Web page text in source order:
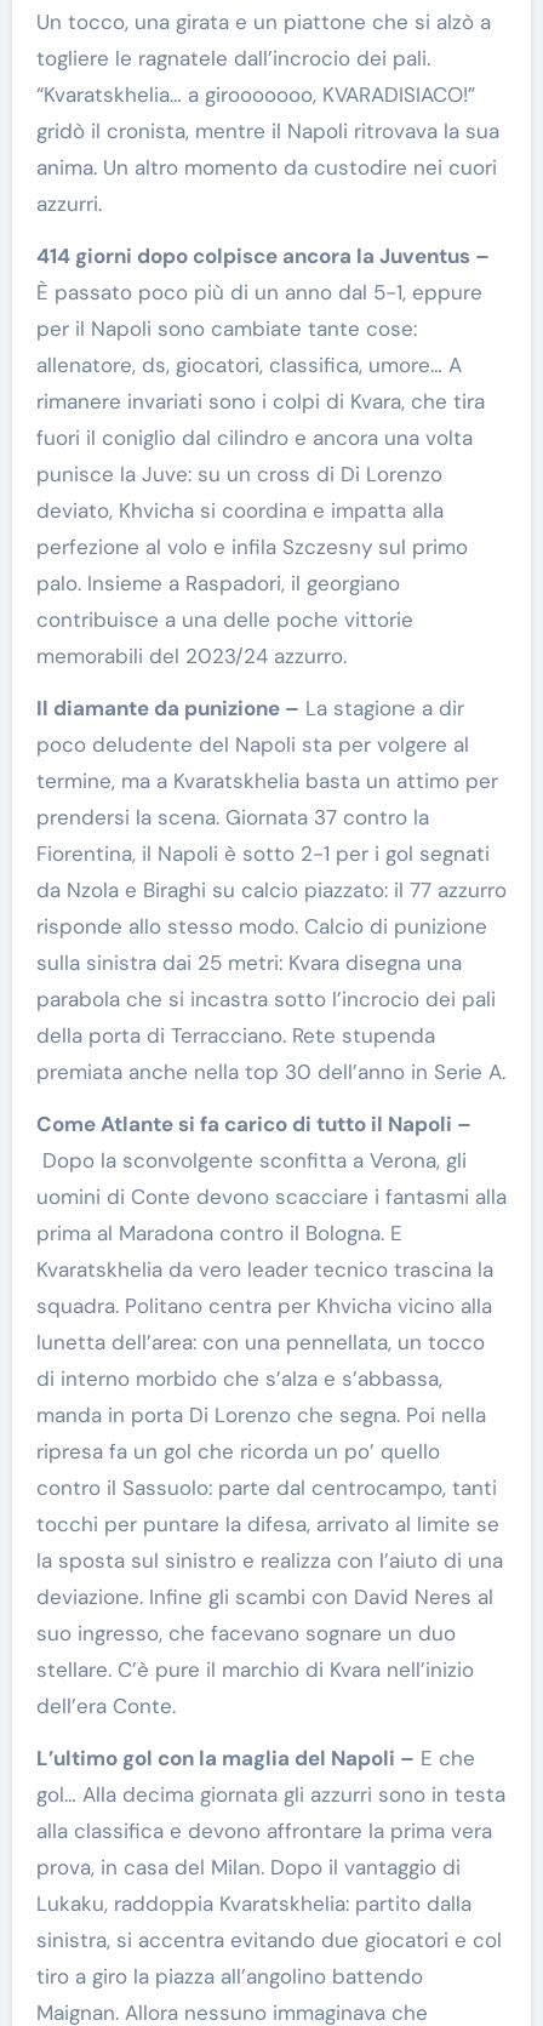
Un tocco, una girata e un piattone che si alzò a
togliere le ragnatele dall’incrocio dei pali.
“Kvaratskhelia… a girooooooo, KVARADISIACO!”
gridò il cronista, mentre il Napoli ritrovava la sua
anima. Un altro momento da custodire nei cuori
azzurri.
414 giorni dopo colpisce ancora la Juventus –
È passato poco più di un anno dal 5-1, eppure
per il Napoli sono cambiate tante cose:
allenatore, ds, giocatori, classifica, umore… A
rimanere invariati sono i colpi di Kvara, che tira
fuori il coniglio dal cilindro e ancora una volta
punisce la Juve: su un cross di Di Lorenzo
deviato, Khvicha si coordina e impatta alla
perfezione al volo e infila Szczesny sul primo
palo. Insieme a Raspadori, il georgiano
contribuisce a una delle poche vittorie
memorabili del 2023/24 azzurro.
Il diamante da punizione – La stagione a dir
poco deludente del Napoli sta per volgere al
termine, ma a Kvaratskhelia basta un attimo per
prendersi la scena. Giornata 37 contro la
Fiorentina, il Napoli è sotto 2-1 per i gol segnati
da Nzola e Biraghi su calcio piazzato: il 77 azzurro
risponde allo stesso modo. Calcio di punizione
sulla sinistra dai 25 metri: Kvara disegna una
parabola che si incastra sotto l’incrocio dei pali
della porta di Terracciano. Rete stupenda
premiata anche nella top 30 dell’anno in Serie A.
Come Atlante si fa carico di tutto il Napoli –
Dopo la sconvolgente sconfitta a Verona, gli
uomini di Conte devono scacciare i fantasmi alla
prima al Maradona contro il Bologna. E
Kvaratskhelia da vero leader tecnico trascina la
squadra. Politano centra per Khvicha vicino alla
lunetta dell’area: con una pennellata, un tocco
di interno morbido che s’alza e s’abbassa,
manda in porta Di Lorenzo che segna. Poi nella
ripresa fa un gol che ricorda un po’ quello
contro il Sassuolo: parte dal centrocampo, tanti
tocchi per puntare la difesa, arrivato al limite se
la sposta sul sinistro e realizza con l’aiuto di una
deviazione. Infine gli scambi con David Neres al
suo ingresso, che facevano sognare un duo
stellare. C’è pure il marchio di Kvara nell’inizio
dell’era Conte.
L’ultimo gol con la maglia del Napoli – E che
gol… Alla decima giornata gli azzurri sono in testa
alla classifica e devono affrontare la prima vera
prova, in casa del Milan. Dopo il vantaggio di
Lukaku, raddoppia Kvaratskhelia: partito dalla
sinistra, si accentra evitando due giocatori e col
tiro a giro la piazza all’angolino battendo
Maignan. Allora nessuno immaginava che